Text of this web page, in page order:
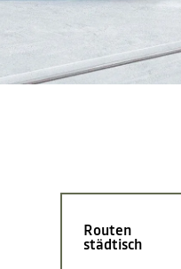
Routen
städtisch